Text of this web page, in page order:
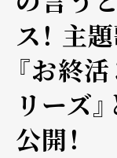
ス！ 主
『お終
リーズ
公開！